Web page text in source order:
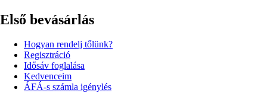
Első bevásárlás
Hogyan rendelj tőlünk?
Regisztráció
Idősáv foglalása
Kedvenceim
ÁFÁ-s számla igénylés